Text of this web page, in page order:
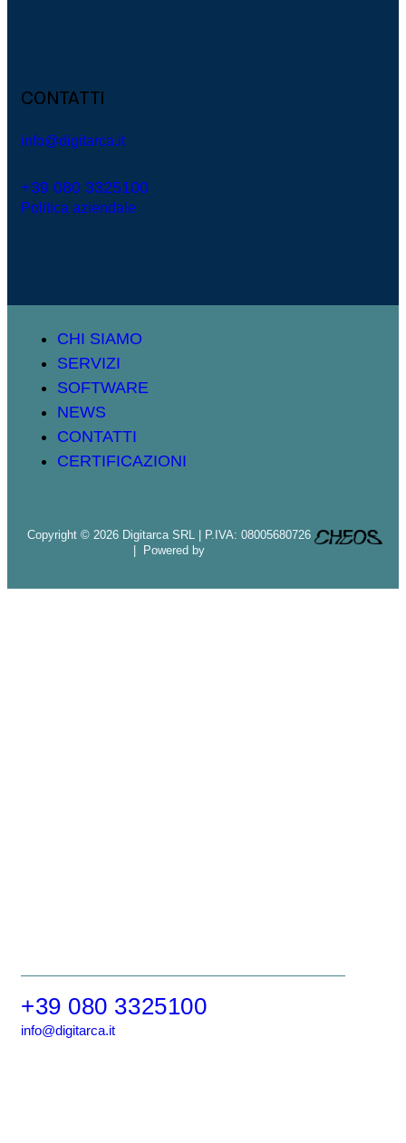
CONTATTI
info@digitarca.it
+39 080 3325100
Politica aziendale
CHI SIAMO
SERVIZI
SOFTWARE
NEWS
CONTATTI
CERTIFICAZIONI
Copyright © 2026 Digitarca SRL | P.IVA: 08005680726
| Powered by
+39 080 3325100
info@digitarca.it